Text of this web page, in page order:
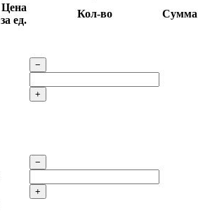
Цена
за ед.
Кол-во
Сумма
−
+
−
+